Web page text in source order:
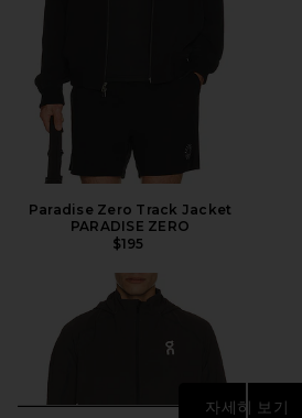
Paradise Zero Track Jacket
PARADISE ZERO
$195
자세히 보기